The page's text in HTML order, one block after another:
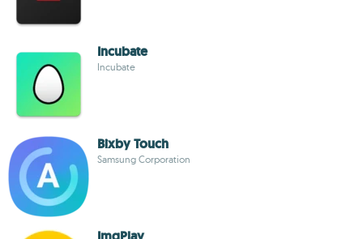
Incubate
Incubate
Bixby Touch
Samsung Corporation